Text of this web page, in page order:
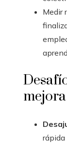
Medir
mejora